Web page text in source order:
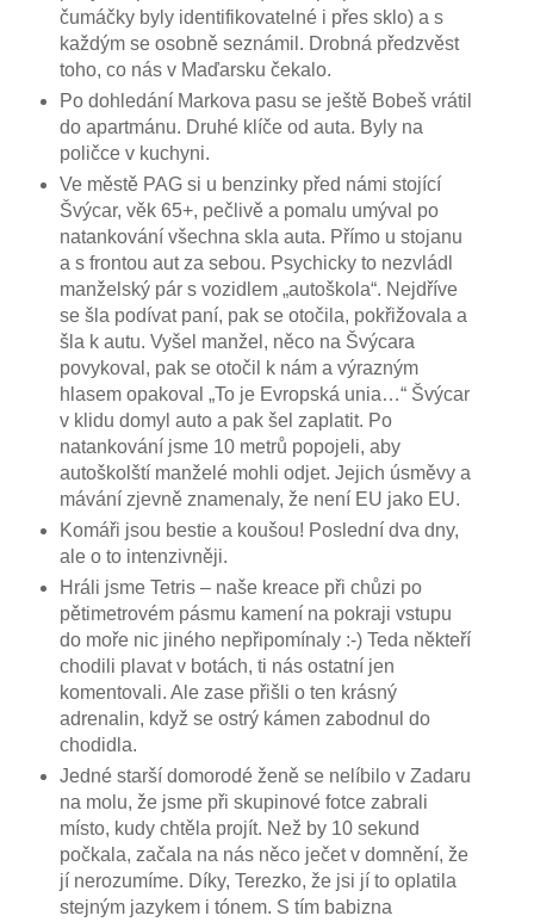
čumáčky byly identifikovatelné i přes sklo) a s
každým se osobně seznámil. Drobná předzvěst
toho, co nás v Maďarsku čekalo.
Po dohledání Markova pasu se ještě Bobeš vrátil
do apartmánu. Druhé klíče od auta. Byly na
poličce v kuchyni.
Ve městě PAG si u benzinky před námi stojící
Švýcar, věk 65+, pečlivě a pomalu umýval po
natankování všechna skla auta. Přímo u stojanu
a s frontou aut za sebou. Psychicky to nezvládl
manželský pár s vozidlem „autoškola“. Nejdříve
se šla podívat paní, pak se otočila, pokřižovala a
šla k autu. Vyšel manžel, něco na Švýcara
povykoval, pak se otočil k nám a výrazným
hlasem opakoval „To je Evropská unia…“ Švýcar
v klidu domyl auto a pak šel zaplatit. Po
natankování jsme 10 metrů popojeli, aby
autoškolští manželé mohli odjet. Jejich úsměvy a
mávání zjevně znamenaly, že není EU jako EU.
Komáři jsou bestie a koušou! Poslední dva dny,
ale o to intenzivněji.
Hráli jsme Tetris – naše kreace při chůzi po
pětimetrovém pásmu kamení na pokraji vstupu
do moře nic jiného nepřipomínaly :-) Teda někteří
chodili plavat v botách, ti nás ostatní jen
komentovali. Ale zase přišli o ten krásný
adrenalin, když se ostrý kámen zabodnul do
chodidla.
Jedné starší domorodé ženě se nelíbilo v Zadaru
na molu, že jsme při skupinové fotce zabrali
místo, kudy chtěla projít. Než by 10 sekund
počkala, začala na nás něco ječet v domnění, že
jí nerozumíme. Díky, Terezko, že jsi jí to oplatila
stejným jazykem i tónem. S tím babizna